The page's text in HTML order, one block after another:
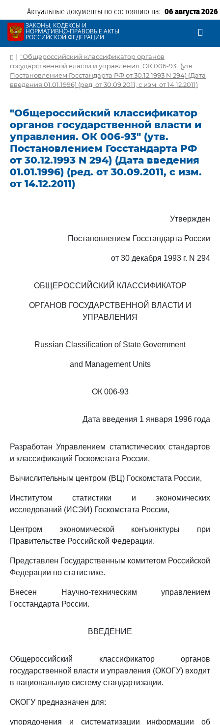
Актуальные документы по состоянию на: 06 августа 2026
ЗАКОНЫ, КОДЕКСЫ И
НОРМАТИВНО-ПРАВОВЫЕ АКТЫ
РОССИЙСКОЙ ФЕДЕРАЦИИ
| "Общероссийский классификатор органов
государственной власти и управления. ОК 006-93" (утв.
Постановлением Госстандарта РФ от 30.12.1993 N 294) (Дата
введения 01.01.1996) (ред. от 30.09.2011, с изм. от 14.12.2011)
"Общероссийский классификатор
органов государственной власти и
управления. ОК 006-93" (утв.
Постановлением Госстандарта РФ
от 30.12.1993 N 294) (Дата введения
01.01.1996) (ред. от 30.09.2011, с изм.
от 14.12.2011)
Утвержден
Постановлением Госстандарта России
от 30 декабря 1993 г. N 294
ОБЩЕРОССИЙСКИЙ КЛАССИФИКАТОР
ОРГАНОВ ГОСУДАРСТВЕННОЙ ВЛАСТИ И
УПРАВЛЕНИЯ
Russian Classification of State Government
and Management Units
ОК 006-93
Дата введения 1 января 1996 года
Разработан Управлением статистических стандартов
и классификаций Госкомстата России,
Вычислительным центром (ВЦ) Госкомстата России,
Институтом статистики и экономических
исследований (ИСЭИ) Госкомстата России,
Центром экономической конъюнктуры при
Правительстве Российской Федерации.
Представлен Государственным комитетом Российской
Федерации по статистике.
Внесен Научно-техническим управлением
Госстандарта России.
ВВЕДЕНИЕ
Общероссийский классификатор органов
государственной власти и управления (ОКОГУ) входит
в национальную систему стандартизации.
ОКОГУ предназначен для:
упорядочения и систематизации информации об